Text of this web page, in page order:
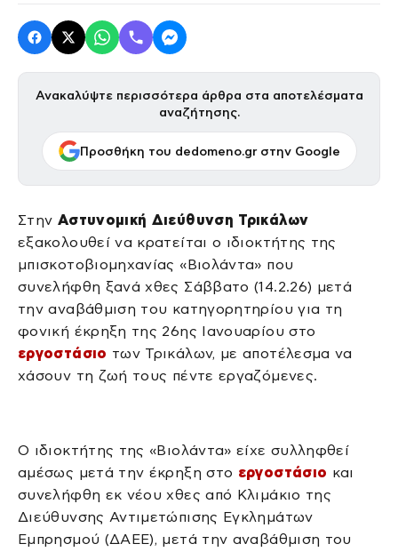
Ανακαλύψτε περισσότερα άρθρα στα αποτελέσματα
αναζήτησης.
Προσθήκη του dedomeno.gr στην Google
Στην Αστυνομική Διεύθυνση Τρικάλων
εξακολουθεί να κρατείται ο ιδιοκτήτης της
μπισκοτοβιομηχανίας «Βιολάντα» που
συνελήφθη ξανά χθες Σάββατο (14.2.26) μετά
την αναβάθμιση του κατηγορητηρίου για τη
φονική έκρηξη της 26ης Ιανουαρίου στο
εργοστάσιο των Τρικάλων, με αποτέλεσμα να
χάσουν τη ζωή τους πέντε εργαζόμενες.
Ο ιδιοκτήτης της «Βιολάντα» είχε συλληφθεί
αμέσως μετά την έκρηξη στο εργοστάσιο και
συνελήφθη εκ νέου χθες από Κλιμάκιο της
Διεύθυνσης Αντιμετώπισης Εγκλημάτων
Εμπρησμού (ΔΑΕΕ), μετά την αναβάθμιση του